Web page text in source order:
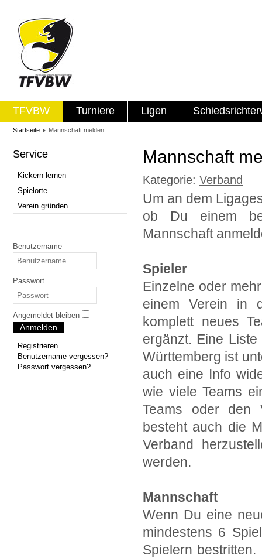
TFVBW Turniere Ligen
Startseite Mannschaft melden
Service
Kickern lernen
Spielorte
Verein gründen
Benutzername
Passwort
Angemeldet bleiben
Anmelden
Registrieren
Benutzername vergessen?
Passwort vergessen?
Mannschaft
Kategorie: Verband
Um an dem
ob Du einem
Mannschaft
Spieler
Einzelne oder
einem Verein in
komplett neues
ergänzt. Eine
Württemberg ist
auch eine Info
wie viele Teams
Teams oder den
besteht auch die
Verband
werden.
Mannschaft
Wenn Du eine
mindestens 6
Spielern